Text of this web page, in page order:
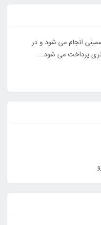
انجام می شود و در